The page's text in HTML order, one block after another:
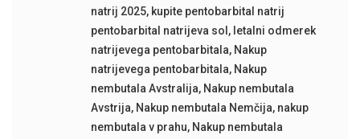
natrij 2025, kupite pentobarbital natrij
pentobarbital natrijeva sol , letalni odmerek
natrijevega pentobarbitala, Nakup
natrijevega pentobarbitala, Nakup
nembutala Avstralija, Nakup nembutala
Avstrija, Nakup nembutala Nemčija, nakup
nembutala v prahu, Nakup nembutala